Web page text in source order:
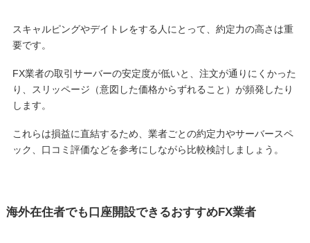
スキャルピングやデイトレをする人にとって、約定力の高さは重
要です。
FX業者の取引サーバーの安定度が低いと、注文が通りにくかった
り、スリッページ（意図した価格からずれること）が頻発したり
します。
これらは損益に直結するため、業者ごとの約定力やサーバースペ
ック、口コミ評価などを参考にしながら比較検討しましょう。
海外在住者でも口座開設できるおすすめFX業者